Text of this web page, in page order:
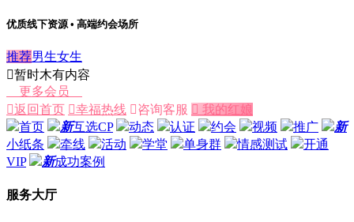
优质线下资源 • 高端约会场所
推荐男生女生
暂时木有内容
更多会员
返回首页 幸福热线 咨询客服  我的红娘
首页
新互选CP 动态 认证 约会 视频 推广
新
小纸条
牵线 活动 学堂 单身群 情感测试
开通
VIP
新成功案例
服务大厅